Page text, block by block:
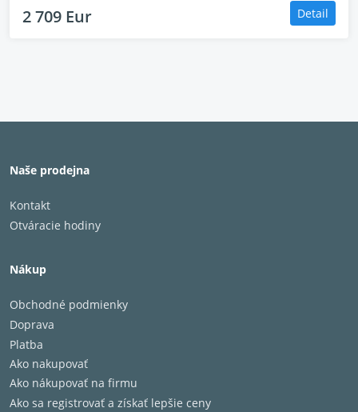
2 709 Eur Detail
Naše prodejna
Kontakt
Otváracie hodiny
Nákup
Obchodné podmienky
Doprava
Platba
Ako nakupovať
Ako nákupovať na firmu
Ako sa registrovať a získať lepšie ceny